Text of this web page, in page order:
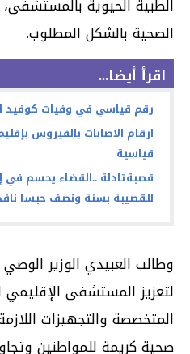
الطبية الحيوية
الصحية بالشكل المطلوب.
اقرأ أيضا...
رقم قياسي في وفيات كوفيد
ارقام الاصابات بالفيروس
قياسية
قصبةتادلة ..القضاء يحسم في
للقصيبة بسنة ونصف حبسا
وطالب العبيدي الوزير الوصي
لتعزيز المستشفى الإقليمي
المتخصصة والتجهيزات
صحية كريمة للمواطنين